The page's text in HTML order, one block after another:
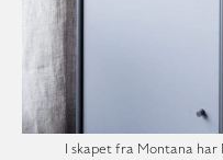
I skapet fra Montana har